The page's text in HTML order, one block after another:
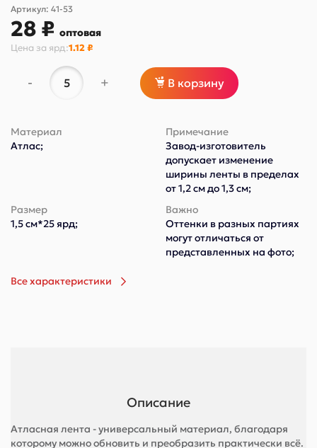
Артикул: 41-53
28 ₽ оптовая
Цена за ярд:1.12 ₽
- + В корзину
Материал
Атлас;
Примечание
Завод-изготовитель
допускает изменение
ширины ленты в пределах
от 1,2 см до 1,3 см;
Размер
1,5 см*25 ярд;
Важно
Оттенки в разных партиях
могут отличаться от
представленных на фото;
Все характеристики
Описание
Атласная лента - универсальный материал, благодаря
которому можно обновить и преобразить практически всё.